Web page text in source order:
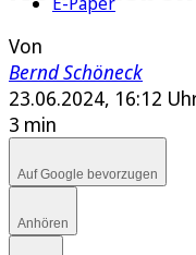
Von
Bernd Schöneck
23.06.2024, 16:12
3 min
Auf Google bevorzugen
Anhören